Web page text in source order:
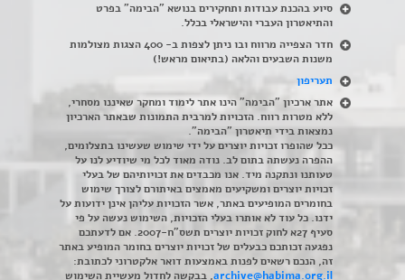
סיוע בהכנת עבודות ותחקירים בנושא "הבימה" בפרט
והתיאטרון העברי והישראלי בכלל.
חדר הצפייה מרווח ובו ניתן לצפות ב- 400 הצגות מצולמות
משנות השבעים והלאה (בתיאום מראש!)
תעריפון
אתר ארכיון "הבימה" הינו אתר לימוד ומחקר שאיננו מסחרי,
ללא מטרות רווח. הזכויות למרבית התמונות שבאתר הארכיון
נמצאות בידי תיאטרון "הבימה".
ככל שהופרו זכויות יוצרים על ידי שימוש שעשינו בתצלומים,
ההפרה נעשתה בתום לב. נודה מאוד לכל מי שיודיע לנו על
טעותנו ונתקנה מיד. אנו מכבדים את זכויותיהם של בעלי
זכויות יוצרים ומשקיעים מאמצים באיתורם לצורך שימוש
בחומרים המופיעים באתר, אשר הזכויות עליהן אינן ידועות על
ידנו. כל עוד לא אותרו בעלי הזכויות, השימוש נעשה על פי
סעיף 27א לחוק זכויות יוצרים תשס"ח-2007. אם לדעתכם
נפגעה זכותכם כבעלים של זכויות יוצרים בחומר המופיע באתר
זה, הנכם רשאים לפנות באמצעות דואר אלקטרוני לכתובת:
archive@habima.org.il, בבקשה לחדול מעשיית השימוש